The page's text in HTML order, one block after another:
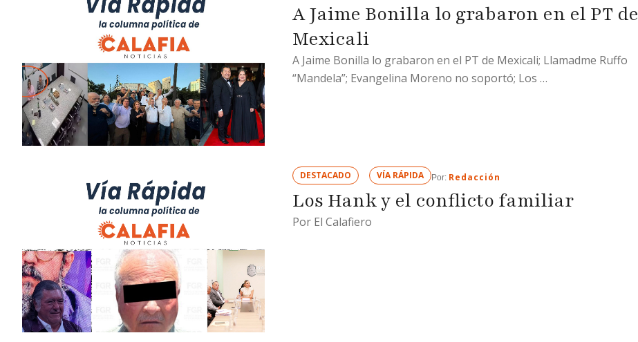
A Jaime Bonilla lo grabaron en el PT de
Mexicali
A Jaime Bonilla lo grabaron en el PT de Mexicali; Llamadme Ruffo
“Mandela”; Evangelina Moreno no soportó; Los …
DESTACADO VÍA RÁPIDA Por: Redacción
Los Hank y el conflicto familiar
Por El Calafiero